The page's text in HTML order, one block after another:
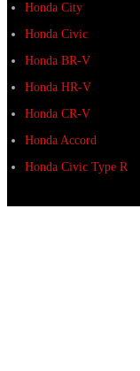
Honda City
Honda Civic
Honda BR-V
Honda HR-V
Honda CR-V
Honda Accord
Honda Civic Type R